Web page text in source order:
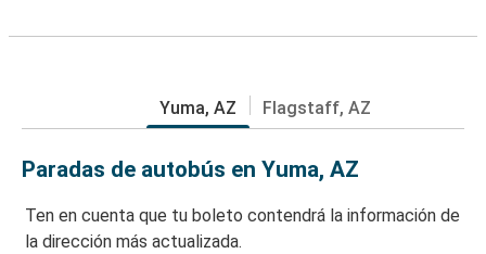
Yuma, AZ Flagstaff, AZ
Paradas de autobús en Yuma, AZ
Ten en cuenta que tu boleto contendrá la información de
la dirección más actualizada.